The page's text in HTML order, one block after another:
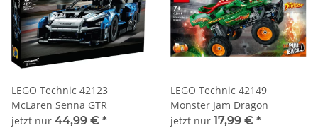
LEGO Technic 42123
McLaren Senna GTR
jetzt nur 44,99 € *
LEGO Technic 42149
Monster Jam Dragon
jetzt nur 17,99 € *